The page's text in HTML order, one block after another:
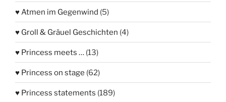
♥ Atmen im Gegenwind (5)
♥ Groll & Gräuel Geschichten (4)
♥ Princess meets … (13)
♥ Princess on stage (62)
♥ Princess statements (189)